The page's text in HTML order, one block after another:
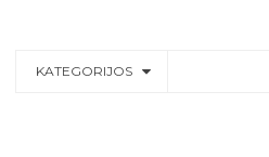
KATEGORIJOS